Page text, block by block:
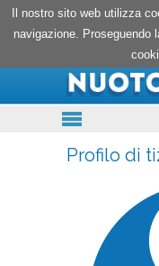
Profilo di
Il nostro sito web utilizza
navigazione. Proseguendo